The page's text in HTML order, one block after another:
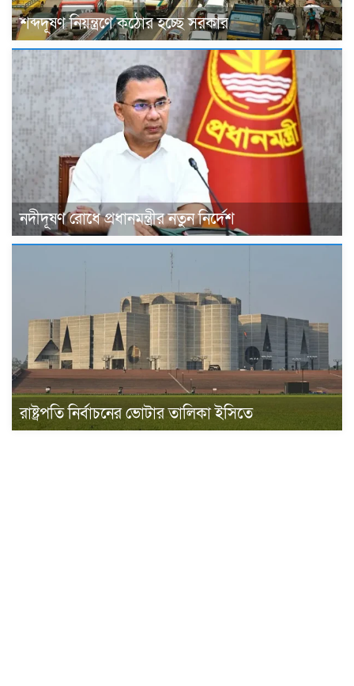
শব্দদূষণ নিয়ন্ত্রণে কঠোর হচ্ছে সরকার
নদীদূষণ রোধে প্রধানমন্ত্রীর নতুন নির্দেশ
রাষ্ট্রপতি নির্বাচনের ভোটার তালিকা ইসিতে